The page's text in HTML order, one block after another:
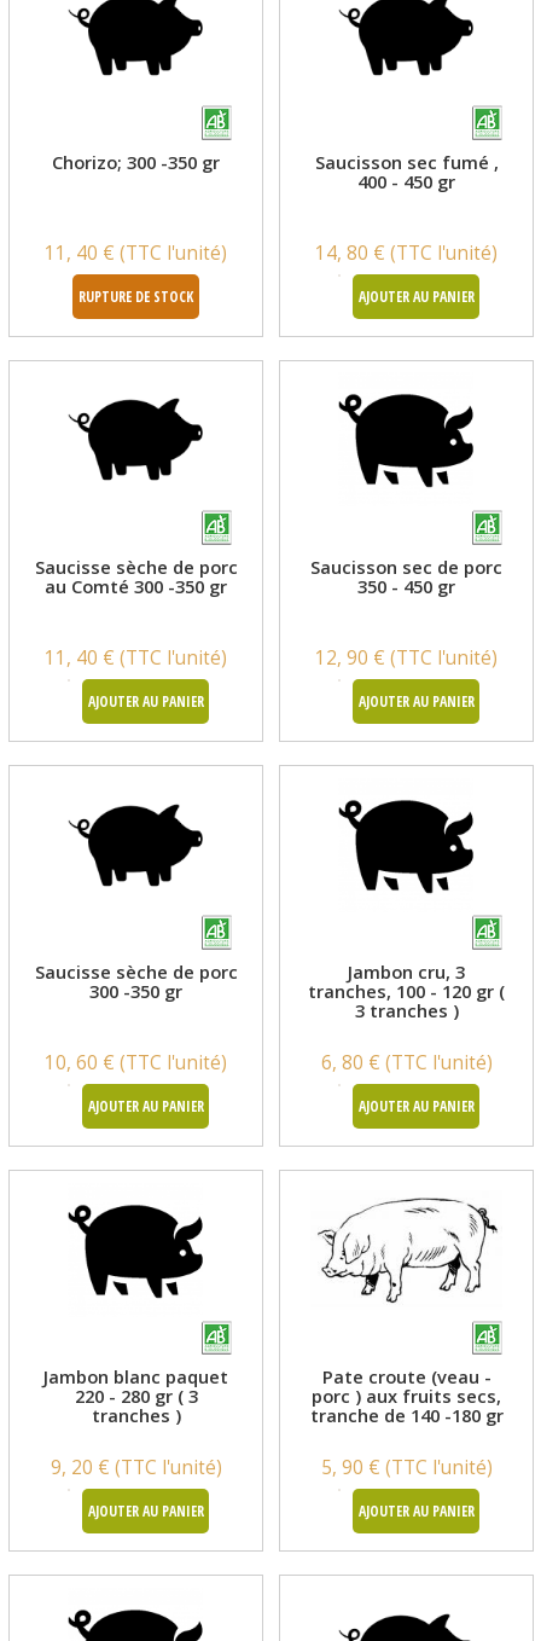
Chorizo; 300 -350 gr
11, 40 € (TTC l'unité)
RUPTURE DE STOCK
Saucisson sec fumé ,
400 - 450 gr
14, 80 € (TTC l'unité)
AJOUTER AU PANIER
Saucisse sèche de porc
au Comté 300 -350 gr
11, 40 € (TTC l'unité)
AJOUTER AU PANIER
Saucisson sec de porc
350 - 450 gr
12, 90 € (TTC l'unité)
AJOUTER AU PANIER
Saucisse sèche de porc
300 -350 gr
10, 60 € (TTC l'unité)
AJOUTER AU PANIER
Jambon cru, 3
tranches, 100 - 120 gr (
3 tranches )
6, 80 € (TTC l'unité)
AJOUTER AU PANIER
Jambon blanc paquet
220 - 280 gr ( 3
tranches )
9, 20 € (TTC l'unité)
AJOUTER AU PANIER
Pate croute (veau -
porc ) aux fruits secs,
tranche de 140 -180 gr
5, 90 € (TTC l'unité)
AJOUTER AU PANIER